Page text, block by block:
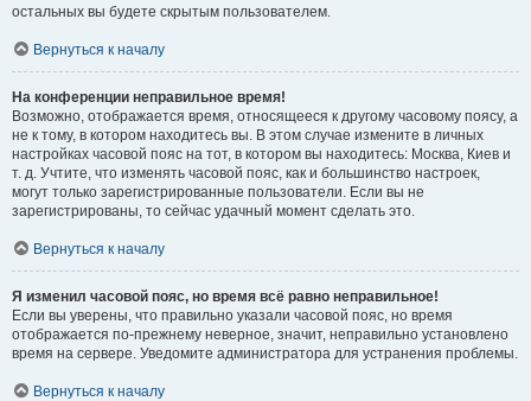
остальных вы будете скрытым пользователем.
Вернуться к началу
На конференции неправильное время!
Возможно, отображается время, относящееся к другому часовому поясу, а
не к тому, в котором находитесь вы. В этом случае измените в личных
настройках часовой пояс на тот, в котором вы находитесь: Москва, Киев и
т. д. Учтите, что изменять часовой пояс, как и большинство настроек,
могут только зарегистрированные пользователи. Если вы не
зарегистрированы, то сейчас удачный момент сделать это.
Вернуться к началу
Я изменил часовой пояс, но время всё равно неправильное!
Если вы уверены, что правильно указали часовой пояс, но время
отображается по-прежнему неверное, значит, неправильно установлено
время на сервере. Уведомите администратора для устранения проблемы.
Вернуться к началу